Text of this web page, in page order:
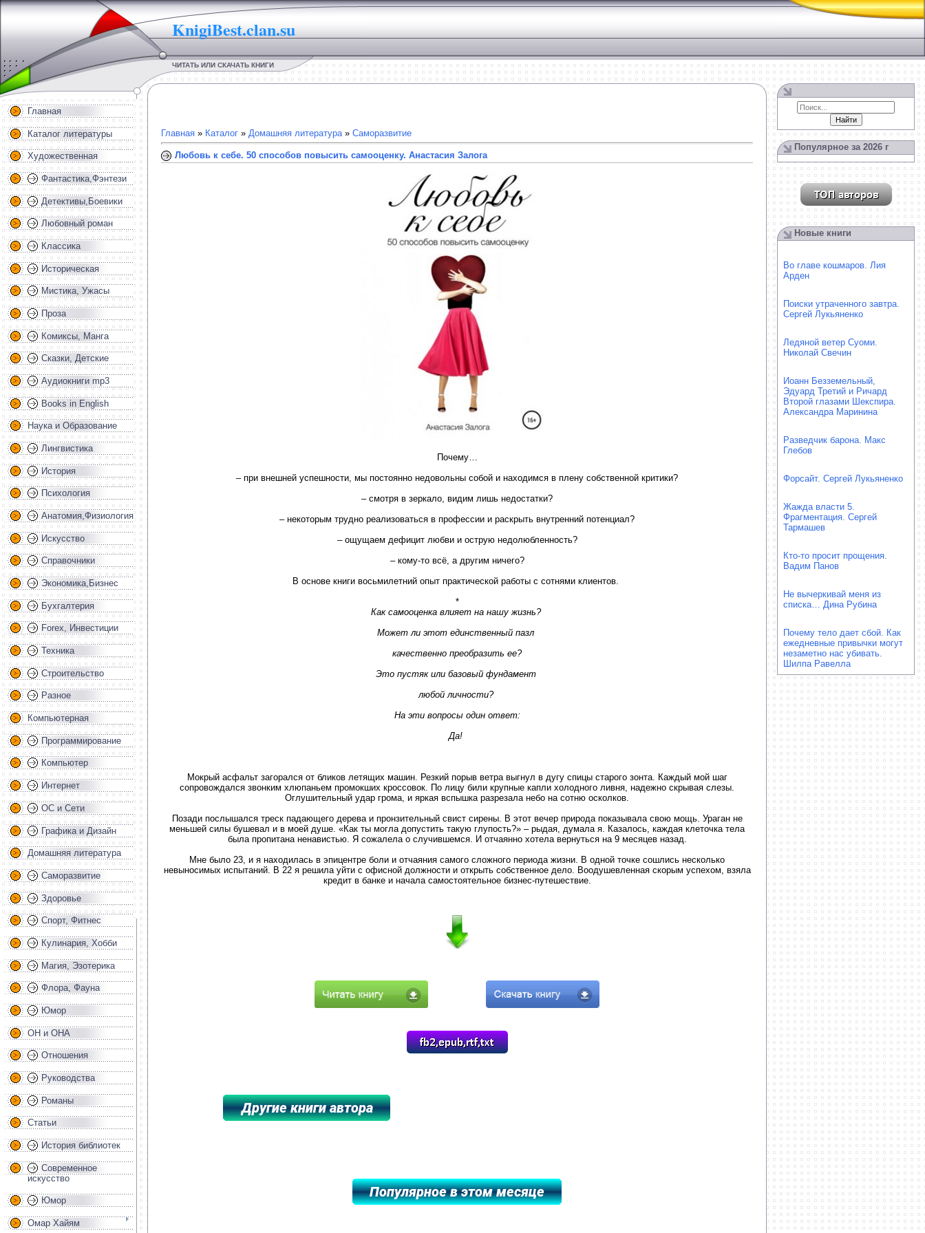
KnigiBest.clan.su
ЧИТАТЬ ИЛИ СКАЧАТЬ КНИГИ
Главная
Каталог литературы
Художественная
Фантастика,Фэнтези
Детективы,Боевики
Любовный роман
Классика
Историческая
Мистика, Ужасы
Проза
Комиксы, Манга
Сказки, Детские
Аудиокниги mp3
Books in English
Наука и Образование
Лингвистика
История
Психология
Анатомия,Физиология
Искусство
Справочники
Экономика,Бизнес
Бухгалтерия
Forex, Инвестиции
Техника
Строительство
Разное
Компьютерная
Программирование
Компьютер
Интернет
ОС и Сети
Графика и Дизайн
Домашняя литература
Саморазвитие
Здоровье
Спорт, Фитнес
Кулинария, Хобби
Магия, Эзотерика
Флора, Фауна
Юмор
ОН и ОНА
Отношения
Руководства
Романы
Статьи
История библиотек
Современное
искусство
Юмор
Омар Хайям
Главная » Каталог » Домашняя литература» Саморазвитие
Любовь к себе. 50 способов повысить самооценку. Анастасия Залога
Почему…
– при внешней успешности, мы постоянно недовольны собой и находимся в плену собственной критики?
– смотря в зеркало, видим лишь недостатки?
– некоторым трудно реализоваться в профессии и раскрыть внутренний потенциал?
– ощущаем дефицит любви и острую недолюбленность?
– кому-то всё, а другим ничего?
В основе книги восьмилетний опыт практической работы с сотнями клиентов.
*
Как самооценка влияет на нашу жизнь?
Может ли этот единственный пазл
качественно преобразить ее?
Это пустяк или базовый фундамент
любой личности?
На эти вопросы один ответ:
Да!
Мокрый асфальт загорался от бликов летящих машин. Резкий порыв ветра выгнул в дугу спицы старого зонта. Каждый мой шаг
сопровождался звонким хлюпаньем промокших кроссовок. По лицу били крупные капли холодного ливня, надежно скрывая слезы.
Оглушительный удар грома, и яркая вспышка разрезала небо на сотню осколков.
Позади послышался треск падающего дерева и пронзительный свист сирены. В этот вечер природа показывала свою мощь. Ураган не
меньшей силы бушевал и в моей душе. «Как ты могла допустить такую глупость?» – рыдая, думала я. Казалось, каждая клеточка тела
была пропитана ненавистью. Я сожалела о случившемся. И отчаянно хотела вернуться на 9 месяцев назад.
Мне было 23, и я находилась в эпицентре боли и отчаяния самого сложного периода жизни. В одной точке сошлись несколько
невыносимых испытаний. В 22 я решила уйти с офисной должности и открыть собственное дело. Воодушевленная скорым успехом, взяла
кредит в банке и начала самостоятельное бизнес-путешествие.
Популярное за 2026 г
Новые книги
Во главе кошмаров. Лия
Арден
Поиски утраченного завтра.
Сергей Лукьяненко
Ледяной ветер Суоми.
Николай Свечин
Иоанн Безземельный,
Эдуард Третий и Ричард
Второй глазами Шекспира.
Александра Маринина
Разведчик барона. Макс
Глебов
Форсайт. Сергей Лукьяненко
Жажда власти 5.
Фрагментация. Сергей
Тармашев
Кто-то просит прощения.
Вадим Панов
Не вычеркивай меня из
списка… Дина Рубина
Почему тело дает сбой. Как
ежедневные привычки могут
незаметно нас убивать.
Шилпа Равелла